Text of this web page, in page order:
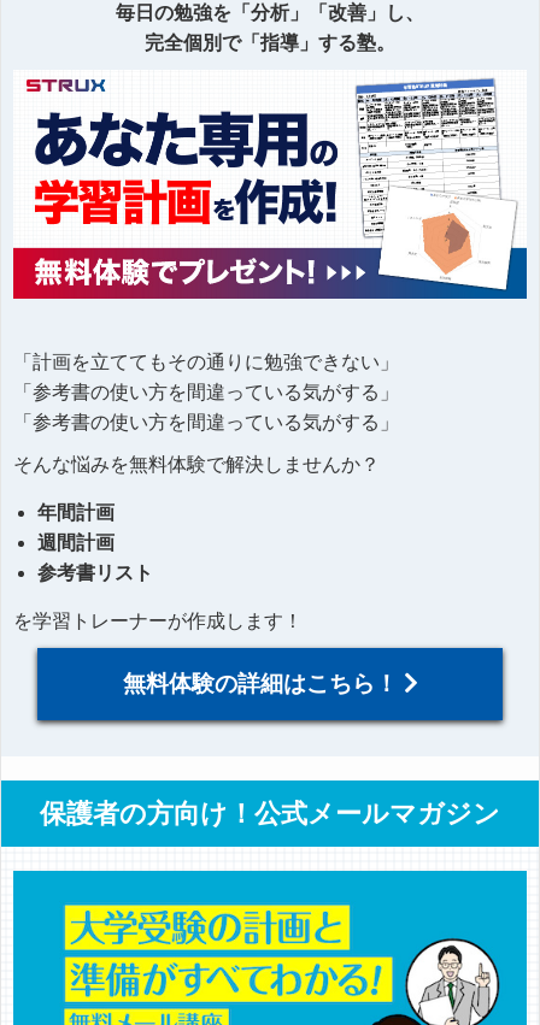
毎日の勉強を「分析」「改善」し、
完全個別で「指導」する塾。
「計画を立ててもその通りに勉強できない」
「参考書の使い方を間違っている気がする」
「参考書の使い方を間違っている気がする」
そんな悩みを無料体験で解決しませんか？
年間計画
週間計画
参考書リスト
を学習トレーナーが作成します！
無料体験の詳細はこちら！
保護者の方向け！公式メールマガジン